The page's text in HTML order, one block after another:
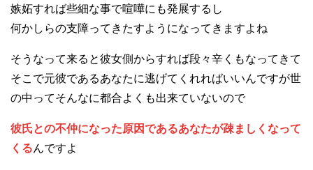
嫉妬すれば些細な事で喧嘩にも発展するし
何かしらの支障ってきたすようになってきますよね
そうなって来ると彼女側からすれば段々辛くもなってきて
そこで元彼であるあなたに逃げてくれればいいんですが世
の中ってそんなに都合よくも出来ていないので
彼氏との不仲になった原因であるあなたが疎ましくなって
くるんですよ